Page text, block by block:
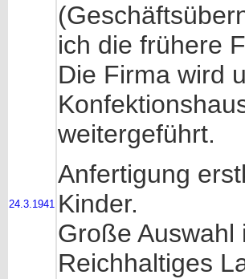
24.3.1941
ich die frühere
Die Firma wird
weitergeführt.
Anfertigung
Kinder.
Große Auswahl
Reichhaltiges